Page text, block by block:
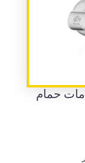
حمام